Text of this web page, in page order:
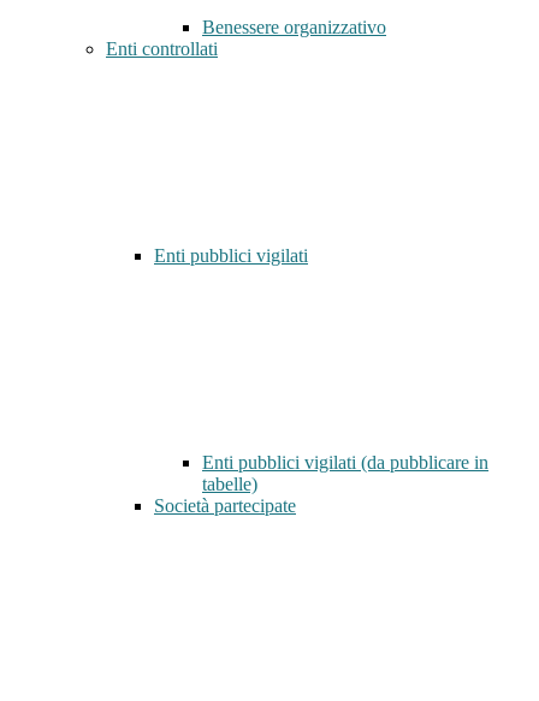
Benessere organizzativo
Enti controllati
Enti pubblici vigilati
Enti pubblici vigilati (da pubblicare in
tabelle)
Società partecipate